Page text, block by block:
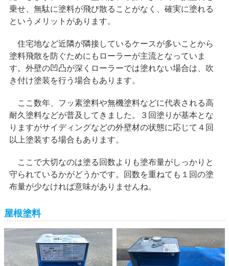
乗せ、無駄に塗料が飛び散ることがなく、確実に塗れる
というメリットがあります。
住宅地など近隣が隣接しているケースが多いことから
塗料飛散を防ぐためにもローラーが主流となっていま
す。外壁の凹凸が深くローラーでは塗れない場合は、吹
き付け塗装を行う場合もあります。
ここ数年、フッ素塗料や無機塗料などに代表される高
耐久塗料などが普及してきました。３回塗りが基本とな
りますがサイディングなどの外壁材の状態に応じて４回
以上塗装する場合もあります。
ここで大切なのは塗る回数よりも塗布量がしっかりと
守られているかがどうかです。回数を重ねても１回の塗
布量が少なければ意味がありませんね。
屋根塗料